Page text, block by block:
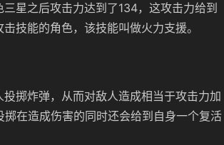
星之后攻击力达到了134，这攻击力给到
技能的角色，该技能叫做火力支援。
掷炸弹，从而对敌人造成相当于攻击力加
在造成伤害的同时还会给到自身一个复活